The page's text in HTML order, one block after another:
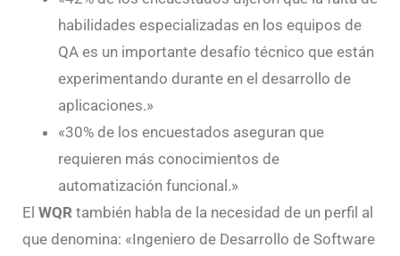
habilidades especializadas en los equipos de
QA es un importante desafío técnico que están
experimentando durante en el desarrollo de
aplicaciones.»
«30% de los encuestados aseguran que
requieren más conocimientos de
automatización funcional.»
El WQR también habla de la necesidad de un perfil al
que denomina: «Ingeniero de Desarrollo de Software